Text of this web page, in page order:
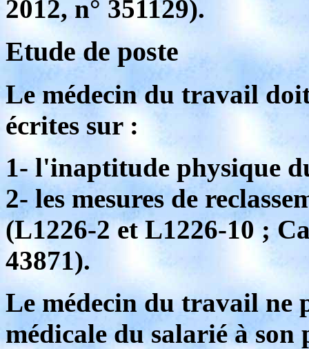
2012, n° 351129).
Etude de poste
Le médecin du travail
écrites sur :
1- l'inaptitude physique
2- les mesures de
(L1226-2 et L1226-10 ;
43871).
Le médecin du travail ne
médicale du salarié à